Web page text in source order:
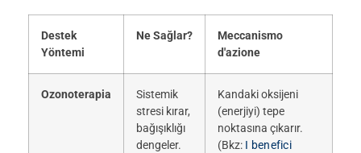
Destek
Yöntemi
Ne Sağlar?
Meccanismo
d'azione
Ozonoterapia
Sistemik
stresi kırar,
bağışıklığı
dengeler.
Kandaki oksijeni
(enerjiyi) tepe
noktasına çıkarır.
(Bkz: I benefici